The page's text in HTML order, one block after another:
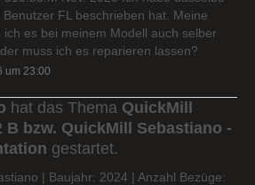
Benutzer FL beschrieben hat. Meine
ich es bei meinem Modell auch selber
muss ich es reparieren lassen?
um 23:00
hat das Thema QuickMill
B bzw. QuickMill Sebastiano -
gestartet.
| Baujahr: 2024 | Anzahl Bezüge: